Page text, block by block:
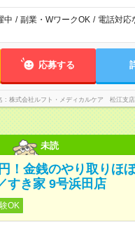
中 / 副業・WワークOK / 電話対応
応募する
株式会社ルフト・メディカルケア 松江支店
未読
！金銭のやり取りほ
すき家 9号浜田店
OK